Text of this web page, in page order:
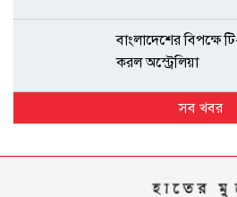
বাংলাদেশের বিপক্ষে
করল অস্ট্রেলিয়া
সব খবর